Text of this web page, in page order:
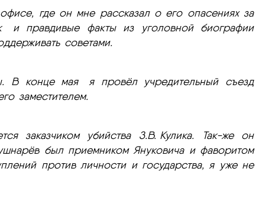
где он мне рассказал о его опасениях за
правдивые факты из уголовной биографии
советами.
В конце мая я провёл учредительный съезд
заместителем.
заказчиком убийства З.В. Кулика. Так-же он
был приемником Януковича и фаворитом
против личности и государства, я уже не